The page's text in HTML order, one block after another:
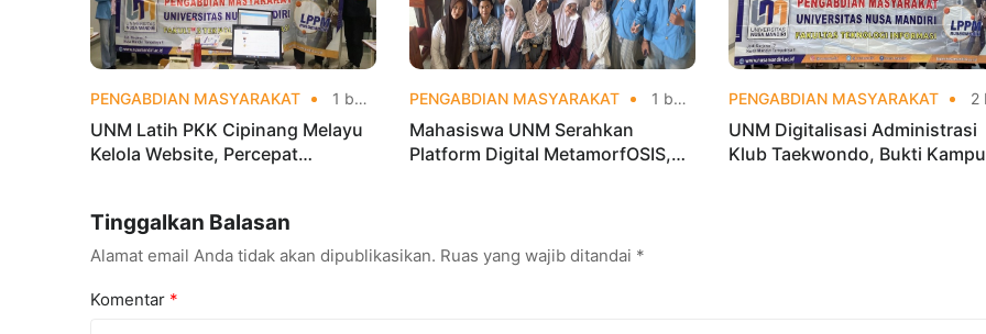
PENGABDIAN MASYARAKAT 1 bulan yang lalu
UNM Latih PKK Cipinang Melayu
Kelola Website, Percepat
PENGABDIAN MASYARAKAT 1 bulan yang lalu
Mahasiswa UNM Serahkan
Platform Digital MetamorfOSIS,
PENGABDIAN MASYARAKAT 2 bulan
UNM Digitalisasi Administrasi
Klub Taekwondo, Bukti
Tinggalkan Balasan
Alamat email Anda tidak akan dipublikasikan. Ruas yang wajib ditandai *
Komentar *